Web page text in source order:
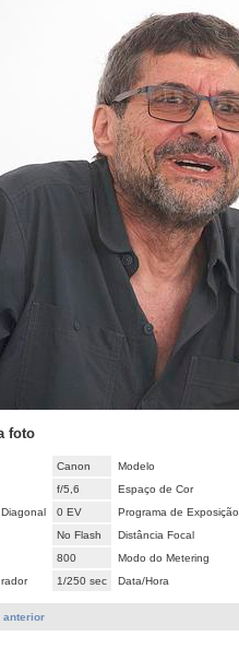
foto
Canon Modelo
f/5,6 Espaço de Cor
0 EV Programa de Exposição
No Flash Distância Focal
800 Modo do Metering
1/250 sec Data/Hora
anterior